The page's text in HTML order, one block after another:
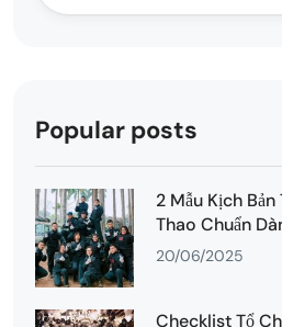
Popular posts
2 Mẫu Kịch
Thao Chuẩn
20/06/2025
Checklist Tổ